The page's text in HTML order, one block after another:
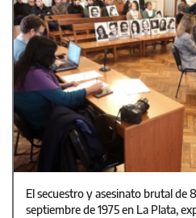
El secuestro y asesinato brutal de
septiembre de 1975 en La Plata,